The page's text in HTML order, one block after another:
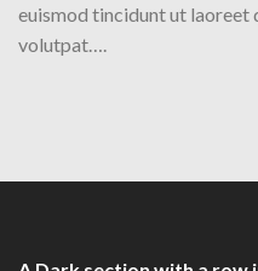
euismod tincidunt ut laoreet
volutpat….